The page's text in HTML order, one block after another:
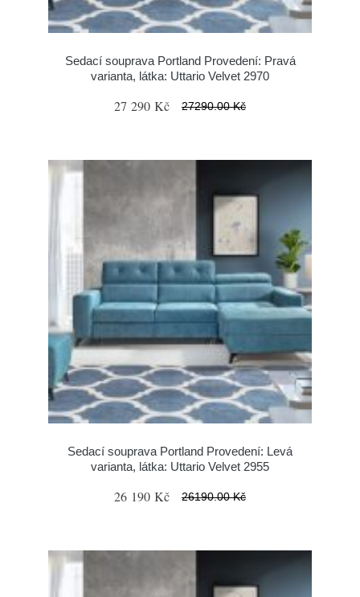
Sedací souprava Portland Provedení: Pravá
varianta, látka: Uttario Velvet 2970
27 290 Kč 27290.00 Kč
Sedací souprava Portland Provedení: Levá
varianta, látka: Uttario Velvet 2955
26 190 Kč 26190.00 Kč